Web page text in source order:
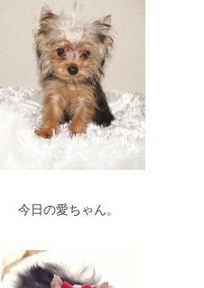
今日の愛ちゃん。